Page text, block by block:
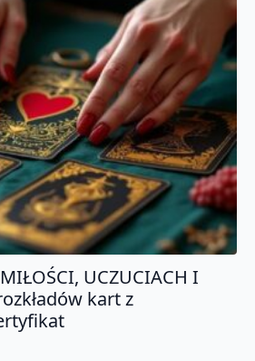
UCZUCIACH I
kart z